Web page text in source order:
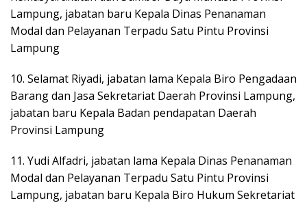
Lampung, jabatan baru Kepala Dinas Penanaman
Modal dan Pelayanan Terpadu Satu Pintu Provinsi
Lampung
10. Selamat Riyadi, jabatan lama Kepala Biro Pengadaan
Barang dan Jasa Sekretariat Daerah Provinsi Lampung,
jabatan baru Kepala Badan pendapatan Daerah
Provinsi Lampung
11. Yudi Alfadri, jabatan lama Kepala Dinas Penanaman
Modal dan Pelayanan Terpadu Satu Pintu Provinsi
Lampung, jabatan baru Kepala Biro Hukum Sekretariat